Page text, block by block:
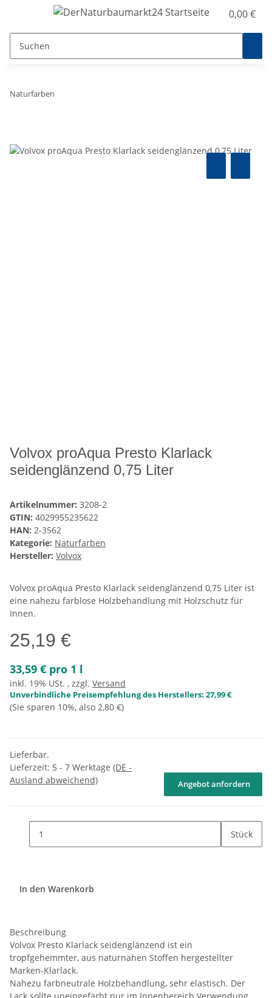
0,00 €
Naturfarben
Volvox proAqua Presto Klarlack
seidenglänzend 0,75 Liter
Artikelnummer: 3208-2
GTIN: 4029955235622
HAN: 2-3562
Kategorie: Naturfarben
Hersteller: Volvox
Volvox proAqua Presto Klarlack seidenglänzend 0,75 Liter ist
eine nahezu farblose Holzbehandlung mit Holzschutz für
Innen.
25,19 €
33,59 € pro 1 l
inkl. 19% USt. , zzgl. Versand
Unverbindliche Preisempfehlung des Herstellers: 27,99 €
(Sie sparen 10%, also 2,80 €)
Lieferbar.
Lieferzeit: 5 - 7 Werktage (DE -
Ausland abweichend)
Angebot anfordern
Stück
In den Warenkorb
Beschreibung
Volvox Presto Klarlack seidenglänzend ist ein
tropfgehemmter, aus naturnahen Stoffen hergestellter
Marken-Klarlack.
Nahezu farbneutrale Holzbehandlung, sehr elastisch. Der